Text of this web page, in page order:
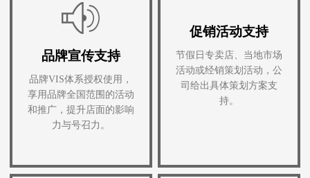
品牌宣传支持
品牌VIS体系授权使用，
享用品牌全国范围的活动
和推广，提升店面的影响
力与号召力。
促销活动支持
节假日专卖店、当地市场
活动或经销策划活动，公
司给出具体策划方案支
持。